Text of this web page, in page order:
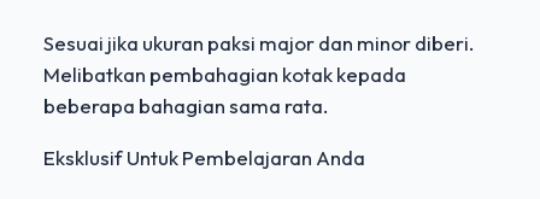
Sesuai jika ukuran paksi major dan minor diberi.
Melibatkan pembahagian kotak kepada
beberapa bahagian sama rata.
Eksklusif Untuk Pembelajaran Anda